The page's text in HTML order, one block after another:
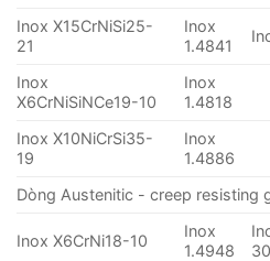
Inox X15CrNiSi25-
21
Inox
1.4841
Inox
X6CrNiSiNCe19-10
Inox
1.4818
Inox X10NiCrSi35-
19
Inox
1.4886
Dòng Austenitic - creep resisting
Inox X6CrNi18-10
Inox
1.4948